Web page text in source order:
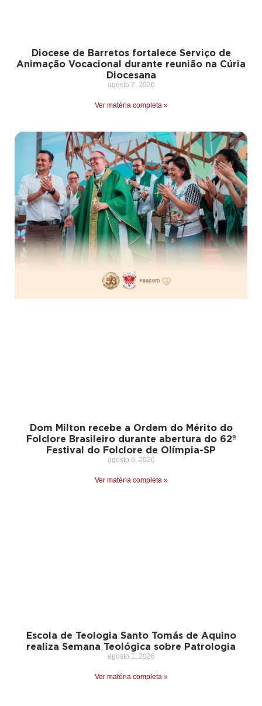
Diocese de Barretos fortalece Serviço de
Animação Vocacional durante reunião na Cúria
Diocesana
agosto 7, 2026
Ver matéria completa »
Dom Milton recebe a Ordem do Mérito do
Folclore Brasileiro durante abertura do 62º
Festival do Folclore de Olímpia-SP
agosto 6, 2026
Ver matéria completa »
Escola de Teologia Santo Tomás de Aquino
realiza Semana Teológica sobre Patrologia
agosto 1, 2026
Ver matéria completa »